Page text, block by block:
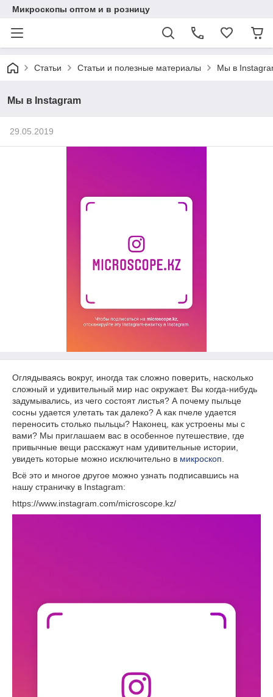
Микроскопы оптом и в розницу
Статьи Статьи и полезные материалы Мы в
Мы в Instagram
29.05.2019
Оглядываясь вокруг, иногда так сложно поверить, насколько
сложный и удивительный мир нас окружает. Вы когда-нибудь
задумывались, из чего состоят листья? А почему пыльце
сосны удается улетать так далеко? А как пчеле удается
переносить столько пыльцы? Наконец, как устроены мы с
вами? Мы приглашаем вас в особенное путешествие, где
привычные вещи расскажут нам удивительные истории,
увидеть которые можно исключительно в микроскоп
Всё это и многое другое можно узнать подписавшись на
нашу страничку в Instagram:
https://www.instagram.com/microscope.kz/